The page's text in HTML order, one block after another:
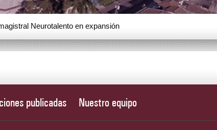
Neurotalento en expansión
publicadas Nuestro equipo